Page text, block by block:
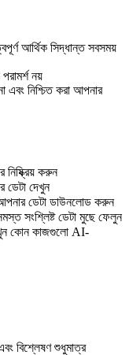
আর্থিক সিদ্ধান্ত সবসময়
নয়
এবং নিশ্চিত করা আপনার
করুন
দেখুন
ডেটা ডাউনলোড করুন
সংশ্লিষ্ট ডেটা মুছে ফেলুন
কোন কাজগুলো AI-
বিশ্লেষণ শুধুমাত্র